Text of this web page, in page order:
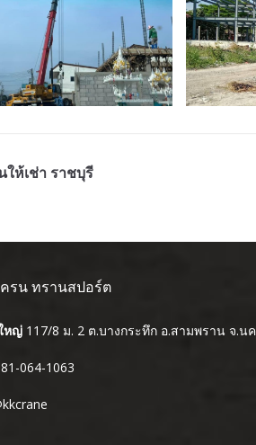
ให้เช่า ราชบุรี
ครน ทรานสปอร์ต
หญ่ 117/8 ม. 2 ต.บางกระทึก อ.สามพราน จ.น
064-1063